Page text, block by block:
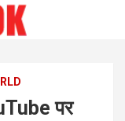
पर